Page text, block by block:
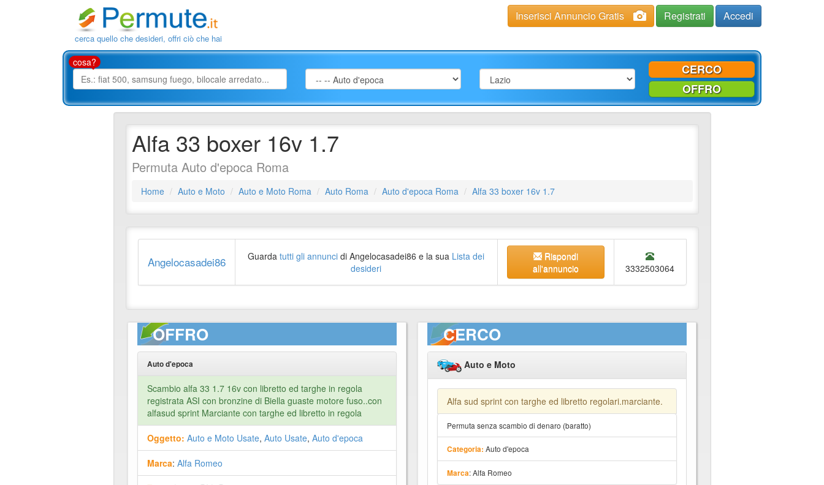
cerca quello che desideri, offri ciò che hai
Inserisci Annuncio Gratis Registrati Accedi
cosa?
CERCO
OFFRO
Alfa 33 boxer 16v 1.7
Permuta Auto d'epoca Roma
Home Auto e Moto Auto e Moto Roma Auto Roma Auto d'epoca Roma Alfa 33 boxer 16v 1.7
Angelocasadei86 Guarda tutti gli annunci di Angelocasadei86 e la sua Lista dei
desideri
Rispondi
all'annuncio
3332503064
OFFRO
Auto d'epoca
Scambio alfa 33 1.7 16v con libretto ed targhe in regola
registrata ASI con bronzine di Biella guaste motore fuso..con
alfasud sprint Marciante con targhe ed libretto in regola
Oggetto: Auto e Moto Usate, Auto Usate, Auto d'epoca
Marca: Alfa Romeo
CERCO
Auto e Moto
Alfa sud sprint con targhe ed libretto regolari.marciante.
Permuta senza scambio di denaro (baratto)
Categoria: Auto d'epoca
Marca: Alfa Romeo